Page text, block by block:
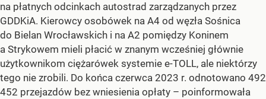
na płatnych odcinkach autostrad zarządzanych przez
GDDKiA. Kierowcy osobówek na A4 od węzła Sośnica
do Bielan Wrocławskich i na A2 pomiędzy Koninem
a Strykowem mieli płacić w znanym wcześniej głównie
użytkownikom ciężarówek systemie e-TOLL, ale niektórzy
tego nie zrobili. Do końca czerwca 2023 r. odnotowano 492
452 przejazdów bez wniesienia opłaty – poinformowała